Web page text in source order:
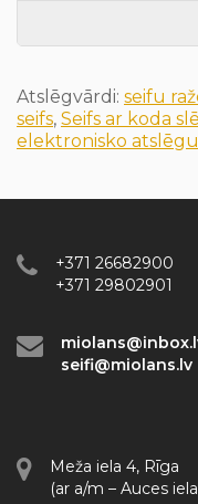
Atslēgvārdi: seifu
seifs, Seifs ar koda
elektronisko atslēgu
+371 26682900
+371 29802901
seifi@miolans.lv
Meža iela 4, Rīga
(ar a/m – Auces